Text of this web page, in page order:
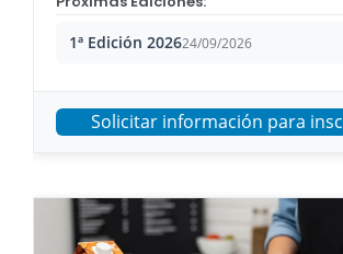
1ª Edición 202624/09/2026
Solicitar información para